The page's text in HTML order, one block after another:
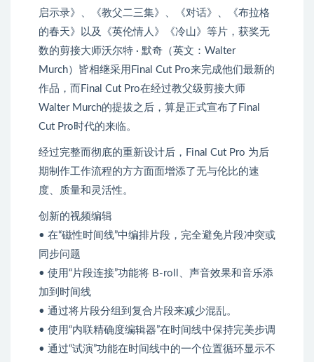
启示录》、《教父二三集》、《对话》、《布拉格
的春天》以及《英伦情人》《冷山》等片，获奖无
数的剪接大师沃尔特 · 默奇（英文：Walter
Murch）皆相继采用Final Cut Pro来完成他们最新的
作品，而Final Cut Pro在经过教父级剪接大师
Walter Murch的提拔之后，算是正式宣布了Final
Cut Pro时代的来临。
经过完整而彻底的重新设计后，Final Cut Pro 为后
期制作工作流程的方方面面增添了无与伦比的速
度、质量和灵活性。
创新的视频编辑
• 在“磁性时间线”中编排片段，完全避免片段冲突或
同步问题
• 使用“片段连接”功能将 B-roll、声音效果和音乐添
加到时间线
• 通过将片段分组到复合片段来减少混乱。
• 使用“内联精确度编辑器”在时间线中保持完美步调
• 通过“试演”功能在时间线中的一个位置循环显示不